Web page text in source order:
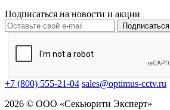
Подписаться на новости и акции
Подписаться
+7 (800) 555-21-04 sales@optimus-cctv.ru
2026 © ООО «Секьюрити Эксперт»